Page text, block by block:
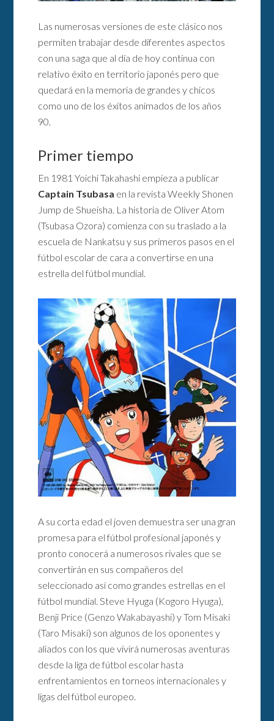
Las numerosas versiones de este clásico nos
permiten trabajar desde diferentes aspectos
con una saga que al día de hoy continua con
relativo éxito en territorio japonés pero que
quedará en la memoria de grandes y chicos
como uno de los éxitos animados de los años
90.
Primer tiempo
En 1981 Yoichi Takahashi empieza a publicar
Captain Tsubasa en la revista Weekly Shonen
Jump de Shueisha. La historia de Oliver Atom
(Tsubasa Ozora) comienza con su traslado a la
escuela de Nankatsu y sus primeros pasos en el
fútbol escolar de cara a convertirse en una
estrella del fútbol mundial.
A su corta edad el joven demuestra ser una gran
promesa para el fútbol profesional japonés y
pronto conocerá a numerosos rivales que se
convertirán en sus compañeros del
seleccionado así como grandes estrellas en el
fútbol mundial. Steve Hyuga (Kogoro Hyuga),
Benji Price (Genzo Wakabayashi) y Tom Misaki
(Taro Misaki) son algunos de los oponentes y
aliados con los que vivirá numerosas aventuras
desde la liga de fútbol escolar hasta
enfrentamientos en torneos internacionales y
ligas del fútbol europeo.